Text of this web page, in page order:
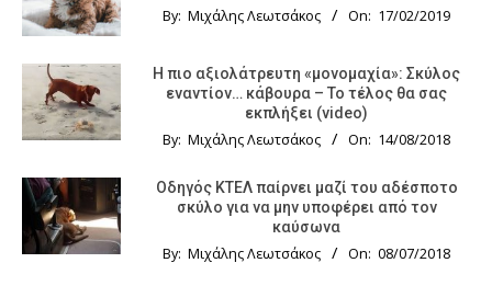
By: Μιχάλης Λεωτσάκος On: 17/02/2019
Η πιο αξιολάτρευτη «μονομαχία»: Σκύλος
εναντίον… κάβουρα – Το τέλος θα σας
εκπλήξει (video)
By: Μιχάλης Λεωτσάκος On: 14/08/2018
Οδηγός KTΕΛ παίρνει μαζί του αδέσποτο
σκύλο για να μην υποφέρει από τον
καύσωνα
By: Μιχάλης Λεωτσάκος On: 08/07/2018